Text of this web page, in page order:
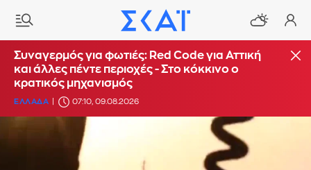
Συναγερμός για φωτιές: Red Code για Αττική
και άλλες πέντε περιοχές - Στο κόκκινο ο
κρατικός μηχανισμός
ΕΛΛΑΔΑ 07:10, 09.08.2026